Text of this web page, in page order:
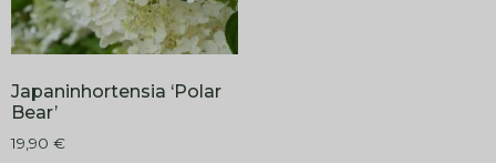
Japaninhortensia ‘Polar
Bear’
19,90 €